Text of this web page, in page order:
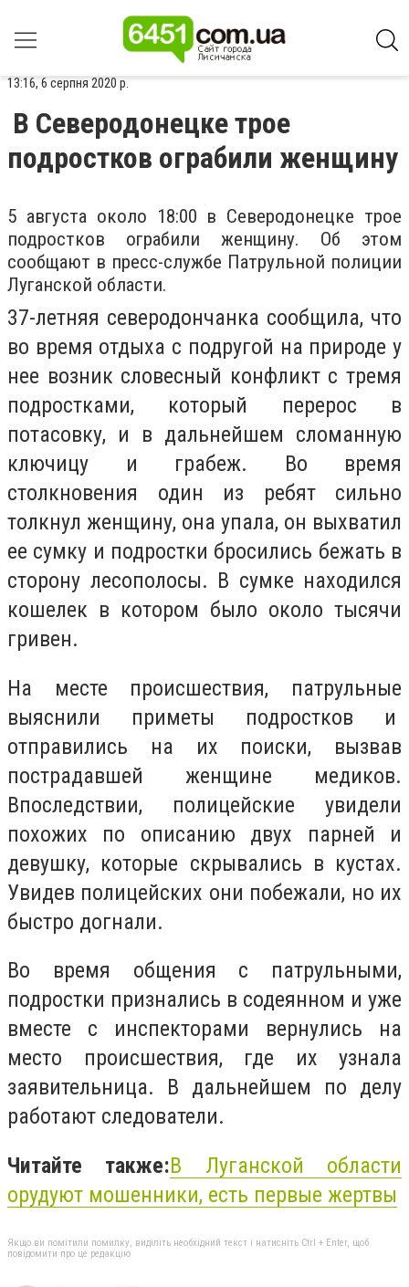
13:16, 6 серпня 2020 р.
В Северодонецке трое
подростков ограбили женщину
5 августа около 18:00 в Северодонецке трое
подростков ограбили женщину. Об этом
сообщают в пресс-службе Патрульной полиции
Луганской области.
37-летняя северодончанка сообщила, что
во время отдыха с подругой на природе у
нее возник словесный конфликт с тремя
подростками, который перерос в
потасовку, и в дальнейшем сломанную
ключицу и грабеж. Во время
столкновения один из ребят сильно
толкнул женщину, она упала, он выхватил
ее сумку и подростки бросились бежать в
сторону лесополосы. В сумке находился
кошелек в котором было около тысячи
гривен.
На месте происшествия, патрульные
выяснили приметы подростков и
отправились на их поиски, вызвав
пострадавшей женщине медиков.
Впоследствии, полицейские увидели
похожих по описанию двух парней и
девушку, которые скрывались в кустах.
Увидев полицейских они побежали, но их
быстро догнали.
Во время общения с патрульными,
подростки признались в содеянном и уже
вместе с инспекторами вернулись на
место происшествия, где их узнала
заявительница. В дальнейшем по делу
работают следователи.
Читайте также:В Луганской области
орудуют мошенники, есть первые жертвы
Якщо ви помітили помилку, виділіть необхідний текст і натисніть Ctrl + Enter, щоб
повідомити про це редакцію